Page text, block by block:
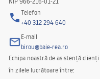
Telefon
+40 312 294 640
E-mail
birou@baie-rea.ro
Echipa noastră de asistență
în zilele lucrătoare între: